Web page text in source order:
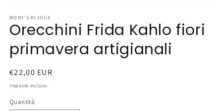
multimediali
1
in
modale
MONY'S BIJOUX
Orecchini Frida Kahlo fiori
primavera artigianali
Prezzo
di
€22,00 EUR
Imposte incluse.
Quantità